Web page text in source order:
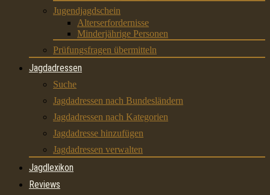
Jugendjagdschein
Alterserfordernisse
Minderjährige Personen
Prüfungsfragen übermitteln
Jagdadressen
Suche
Jagdadressen nach Bundesländern
Jagdadressen nach Kategorien
Jagdadresse hinzufügen
Jagdadressen verwalten
Jagdlexikon
Reviews